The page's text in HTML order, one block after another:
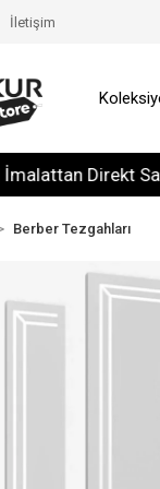
Direkt Satış -
İletişim
Berber Tezgahları